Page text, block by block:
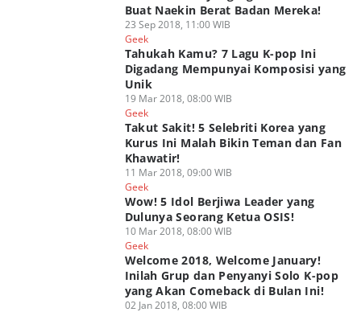
Buat Naekin Berat Badan Mereka!
23 Sep 2018, 11:00 WIB
Geek
Tahukah Kamu? 7 Lagu K-pop Ini
Digadang Mempunyai Komposisi yang
Unik
19 Mar 2018, 08:00 WIB
Geek
Takut Sakit! 5 Selebriti Korea yang
Kurus Ini Malah Bikin Teman dan Fan
Khawatir!
11 Mar 2018, 09:00 WIB
Geek
Wow! 5 Idol Berjiwa Leader yang
Dulunya Seorang Ketua OSIS!
10 Mar 2018, 08:00 WIB
Geek
Welcome 2018, Welcome January!
Inilah Grup dan Penyanyi Solo K-pop
yang Akan Comeback di Bulan Ini!
02 Jan 2018, 08:00 WIB